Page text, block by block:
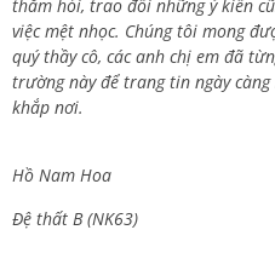
thăm hỏi, trao đổi những ý kiến
việc mệt nhọc. Chúng tôi mong
quý thầy cô, các anh chị em đã
trường này để trang tin ngày
khắp nơi.
Hồ Nam Hoa
Đệ thất B (NK63)